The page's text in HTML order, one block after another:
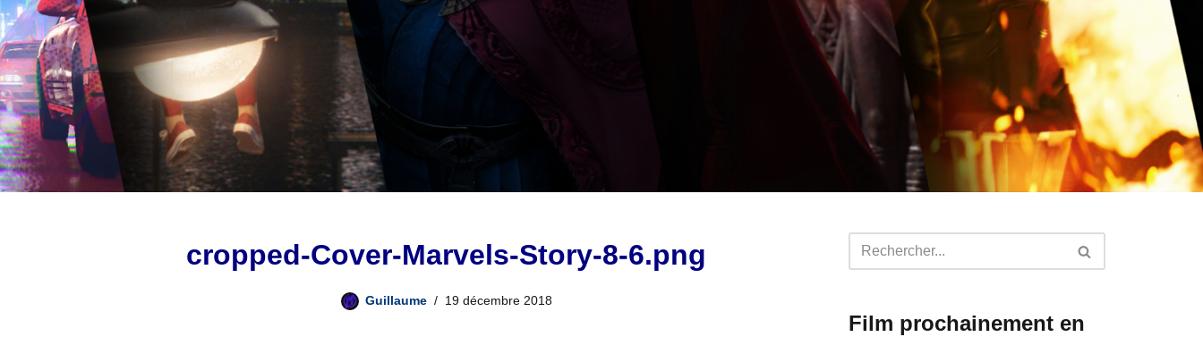
cropped-Cover-Marvels-Story-8-6.png
Guillaume 19 décembre 2018
Film prochainement en